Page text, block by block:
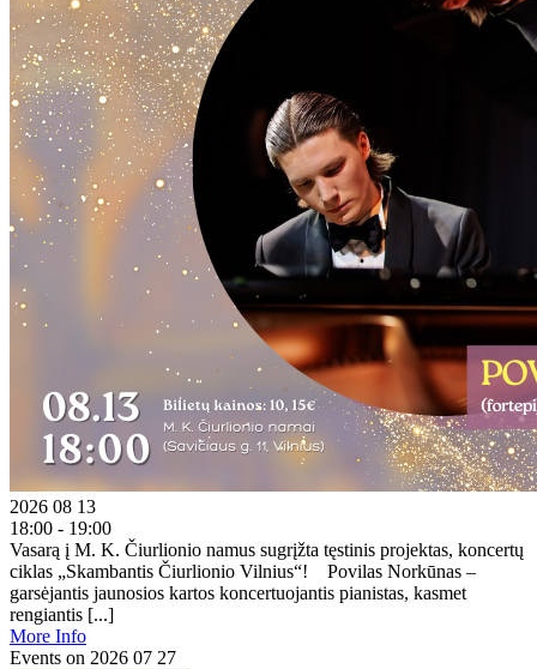
2026 08 13
18:00 - 19:00
Vasarą į M. K. Čiurlionio namus sugrįžta tęstinis projektas, koncertų
ciklas „Skambantis Čiurlionio Vilnius“! Povilas Norkūnas –
garsėjantis jaunosios kartos koncertuojantis pianistas, kasmet
rengiantis [...]
More Info
Events on 2026 07 27